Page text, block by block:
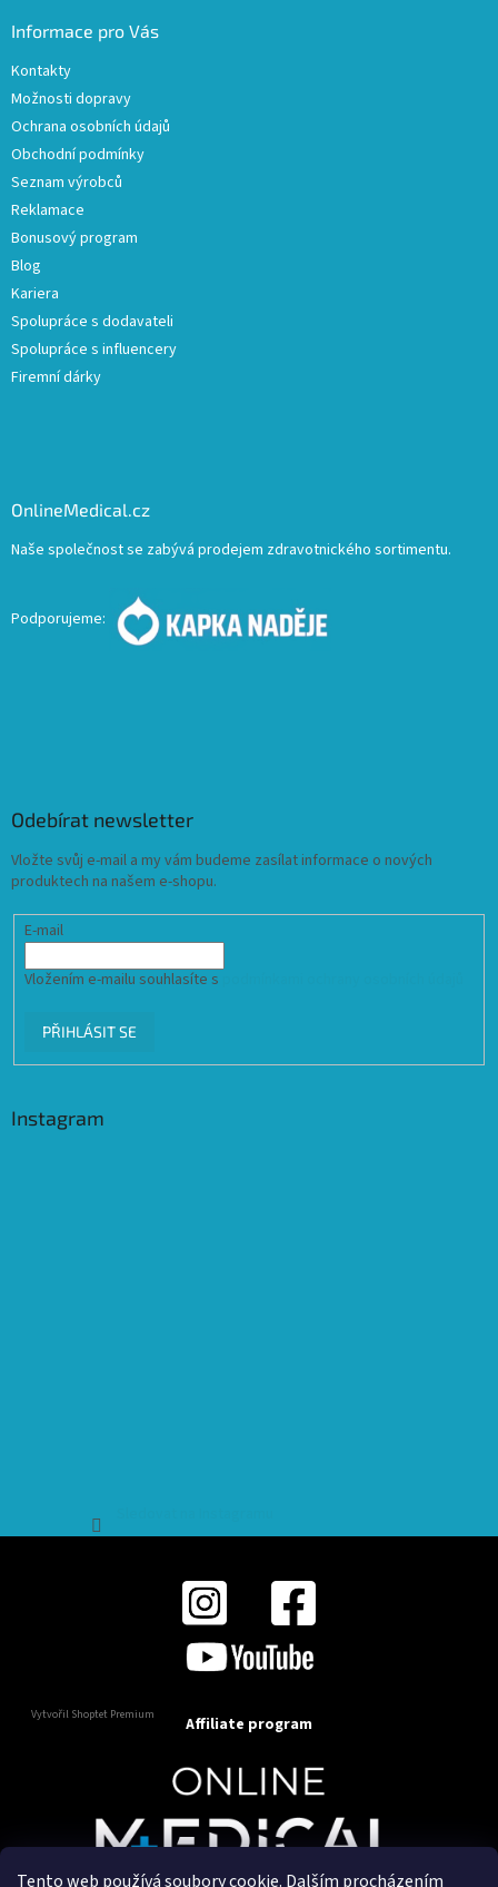
Tento web používá soubory cookie. Dalším procházením
Informace pro Vás
Kontakty
Možnosti dopravy
Ochrana osobních údajů
Obchodní podmínky
Seznam výrobců
Reklamace
Bonusový program
Blog
Kariera
Spolupráce s dodavateli
Spolupráce s influencery
Firemní dárky
OnlineMedical.cz
Naše společnost se zabývá prodejem zdravotnického sortimentu.
Podporujeme:
Odebírat newsletter
Vložte svůj e-mail a my vám budeme zasílat informace o nových
produktech na našem e-shopu.
E-mail
Vložením e-mailu souhlasíte s
PŘIHLÁSIT SE
Instagram
Vytvořil Shoptet Premium Affiliate program